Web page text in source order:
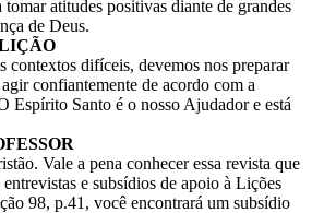
tomar atitudes positivas diante de grandes
de Deus.
contextos difíceis, devemos nos preparar
confiantemente de acordo com a
Espírito Santo é o nosso Ajudador e está
Vale a pena conhecer essa revista que
e subsídios de apoio à Lições
98, p.41, você encontrará um subsídio